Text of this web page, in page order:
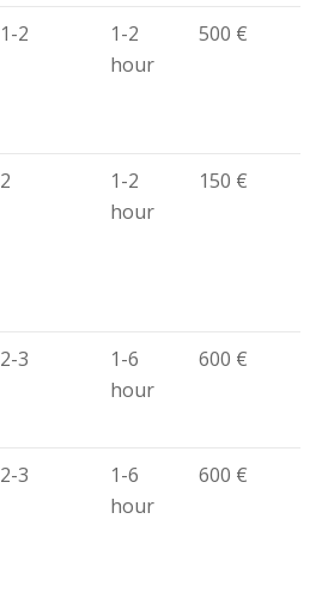
1-2
1-2
hour
500 €
2
1-2
hour
150 €
2-3
1-6
hour
600 €
2-3
1-6
hour
600 €